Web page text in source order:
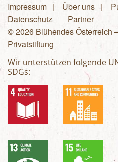
Fußzeilenmenü
Impressum Über uns
Datenschutz
Partner
© 2026 Blühendes Österreich
Privatstiftung
Wir unterstützen folgende
SDGs: